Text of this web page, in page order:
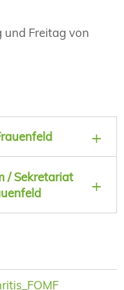
und Freitag von
/ Sekretariat